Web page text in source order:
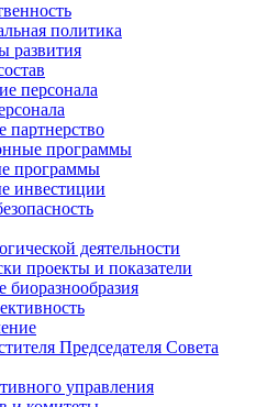
политика
развития
персонала
партнерство
программы
программы
инвестиции
деятельности
проекты и показатели
биоразнообразия
Председателя Совета
управления